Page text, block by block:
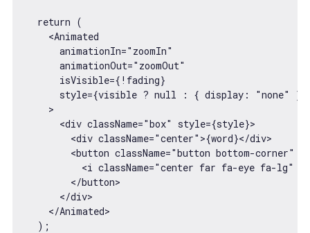
  return (
    <Animated
      animationIn="zoomIn"
      animationOut="zoomOut"
      isVisible={!fading}
      style={visible ? null : { display: "none" }}
    >
      <div className="box" style={style}>
        <div className="center">{word}</div>
<button className="button bottom-corner"
          <i className="center far fa-eye fa-lg" />
        </button>
      </div>
    </Animated>
  );